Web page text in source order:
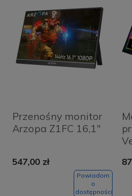
Przenośny monitor
Arzopa Z1FC 16,1"
547,00 zł
Powiadom
o
dostępności